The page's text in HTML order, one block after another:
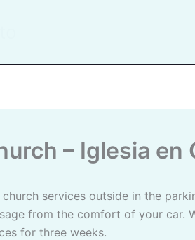
– Iglesia en
from the comfort of your car.
for three weeks.